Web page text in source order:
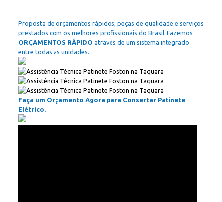
Proposta de orçamentos rápidos, peças de qualidade e serviços
prestados com os melhores profissionais do Brasil. Fazemos
ORÇAMENTOS RÁPIDO através de um sistema integrado
entre todas as unidades.
Faça um Orçamento Agora para Consertar Patinete
Elétrico.